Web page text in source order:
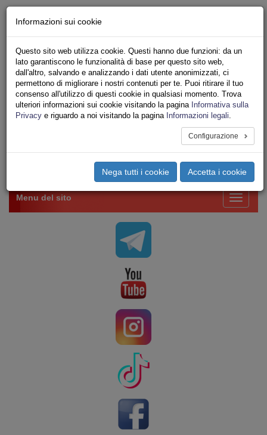
Iscriviti Online
Ricerca
Area Stampa
Privacy
VV.F.
UNIONE SINDACALE DI BASE SETTORE VIGILI
Toggle
Menu del sito
Informazioni sui cookie
Questo sito web utilizza cookie. Questi hanno due funzioni: da un
lato garantiscono le funzionalità di base per questo sito web,
dall'altro, salvando e analizzando i dati utente anonimizzati, ci
permettono di migliorare i nostri contenuti per te. Puoi ritirare il tuo
consenso all'utilizzo di questi cookie in qualsiasi momento. Trova
ulteriori informazioni sui cookie visitando la pagina Informativa sulla
Privacy e riguardo a noi visitando la pagina Informazioni legali.
Configurazione
Nega tutti i cookie Accetta i cookie